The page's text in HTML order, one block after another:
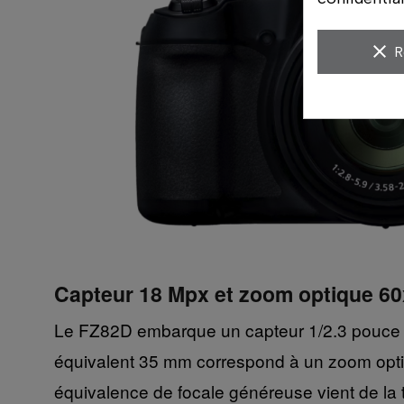
Capteur 18 Mpx et zoom optique
Le FZ82D embarque un capteur 1/2.3
équivalent 35 mm correspond à un zoom
équivalence de focale généreuse vient de
clear